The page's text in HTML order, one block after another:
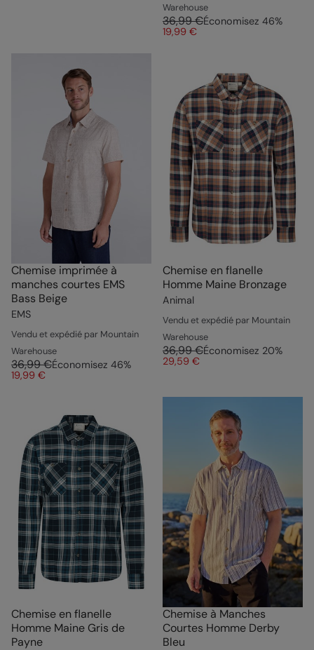
Warehouse
36,99 €Économisez 46%
19,99 €
Chemise imprimée à
manches courtes EMS
Bass Beige
EMS
Vendu et expédié par Mountain
Warehouse
36,99 €Économisez 46%
19,99 €
Chemise en flanelle
Homme Maine Bronzage
Animal
Vendu et expédié par Mountain
Warehouse
36,99 €Économisez 20%
29,59 €
Chemise en flanelle
Homme Maine Gris de
Payne
Chemise à Manches
Courtes Homme Derby
Bleu